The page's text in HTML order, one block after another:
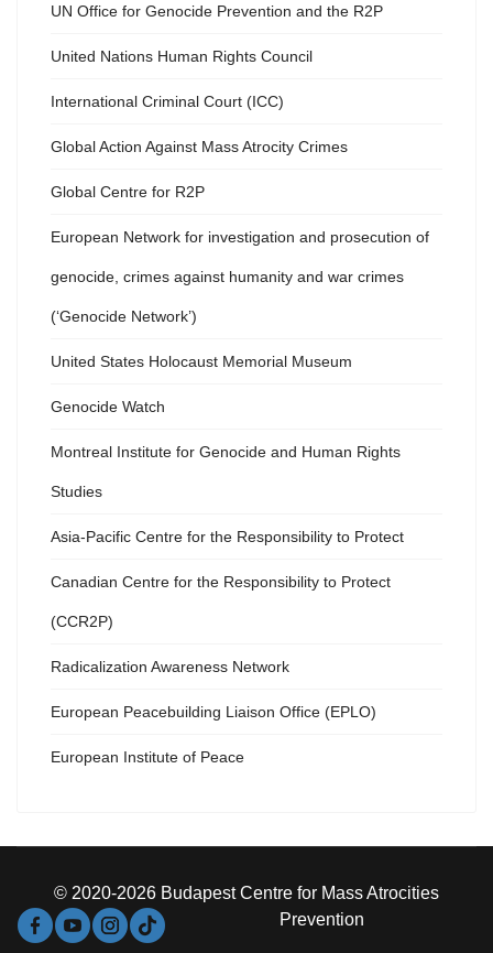
UN Office for Genocide Prevention and the R2P
United Nations Human Rights Council
International Criminal Court (ICC)
Global Action Against Mass Atrocity Crimes
Global Centre for R2P
European Network for investigation and prosecution of
genocide, crimes against humanity and war crimes
(‘Genocide Network’)
United States Holocaust Memorial Museum
Genocide Watch
Montreal Institute for Genocide and Human Rights
Studies
Asia-Pacific Centre for the Responsibility to Protect
Canadian Centre for the Responsibility to Protect
(CCR2P)
Radicalization Awareness Network
European Peacebuilding Liaison Office (EPLO)
European Institute of Peace
© 2020-2026 Budapest Centre for Mass Atrocities
Prevention